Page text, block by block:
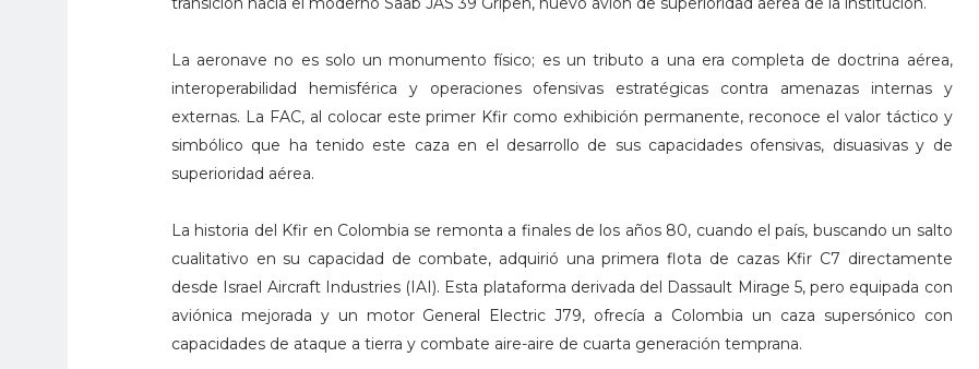
La aeronave no es solo un monumento físico; es un tributo a una era completa de doctrina aérea,
interoperabilidad hemisférica y operaciones ofensivas estratégicas contra amenazas internas y
externas. La FAC, al colocar este primer Kfir como exhibición permanente, reconoce el valor táctico y
simbólico que ha tenido este caza en el desarrollo de sus capacidades ofensivas, disuasivas y de
superioridad aérea.
La historia del Kfir en Colombia se remonta a finales de los años 80, cuando el país, buscando un salto
cualitativo en su capacidad de combate, adquirió una primera flota de cazas Kfir C7 directamente
desde Israel Aircraft Industries (IAI). Esta plataforma derivada del Dassault Mirage 5, pero equipada con
aviónica mejorada y un motor General Electric J79, ofrecía a Colombia un caza supersónico con
capacidades de ataque a tierra y combate aire-aire de cuarta generación temprana.